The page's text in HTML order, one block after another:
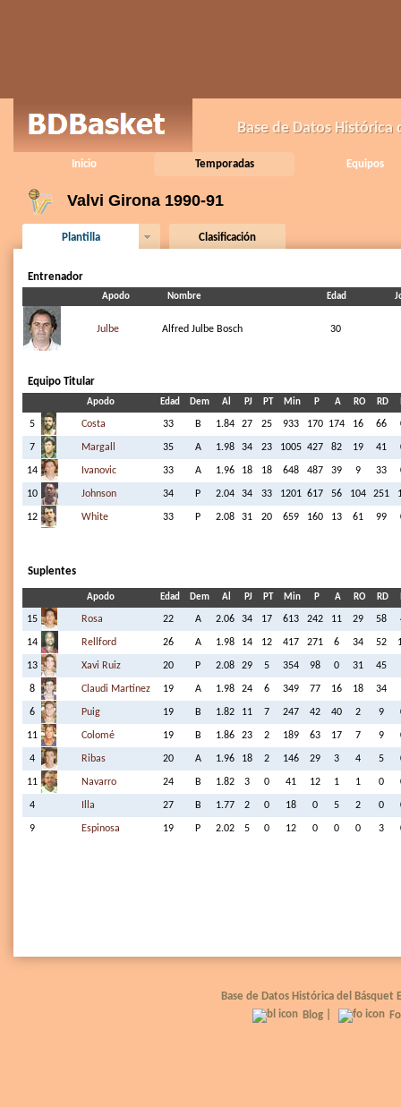
Base de Datos Histórica
Inicio Temporadas Equipos
Valvi Girona 1990-91
Plantilla Clasificación
Entrenador
Apodo Nombre Edad
Julbe Alfred Julbe Bosch 30
Equipo Titular
Apodo Edad Dem Al PJ PT Min P A RO RD
5 Costa 33 B 1.84 27 25 933 170 174 16 66
7 Margall 35 A 1.98 34 23 1005 427 82 19 41
14 Ivanovic 33 A 1.96 18 18 648 487 39 9 33
10 Johnson 34 P 2.04 34 33 1201 617 56 104 251
12 White 33 P 2.08 31 20 659 160 13 61 99
Suplentes
Apodo Edad Dem Al PJ PT Min P A RO RD
15 Rosa 22 A 2.06 34 17 613 242 11 29 58
14 Rellford 26 A 1.98 14 12 417 271 6 34 52
13 Xavi Ruiz 20 P 2.08 29 5 354 98 0 31 45
8 Claudi Martínez 19 A 1.98 24 6 349 77 16 18 34
6 Puig 19 B 1.82 11 7 247 42 40 2 9
11 Colomé 19 B 1.86 23 2 189 63 17 7 9
4 Ribas 20 A 1.96 18 2 146 29 3 4 5
11 Navarro 24 B 1.82 3 0 41 12 1 1 0
4 Illa 27 B 1.77 2 0 18 0 5 2 0
9 Espinosa 19 P 2.02 5 0 12 0 0 0 3
Base de Datos Histórica del
Blog